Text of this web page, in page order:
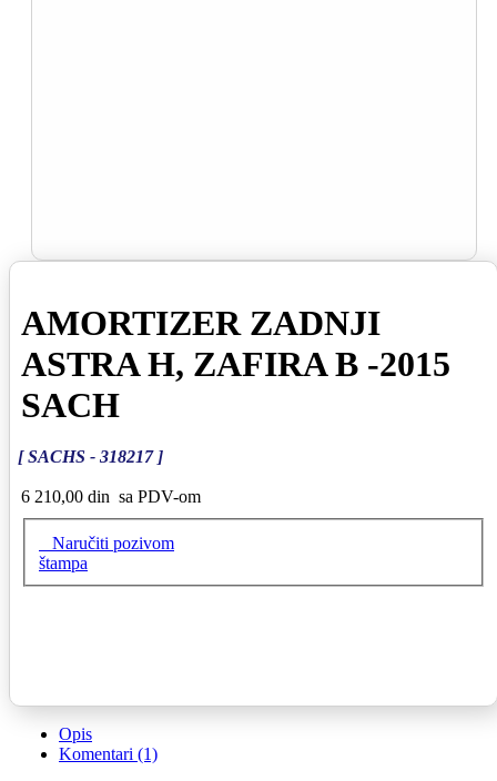
AMORTIZER ZADNJI
ASTRA H, ZAFIRA B -2015
SACH
[ SACHS - 318217 ]
6 210,00 din sa PDV-om
Naručiti pozivom
štampa
Opis
Komentari (1)